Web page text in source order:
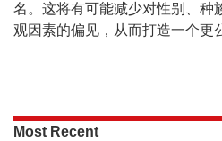
名。这将有可能减少对性别、种
观因素的偏见，从而打造一个更
Most Recent